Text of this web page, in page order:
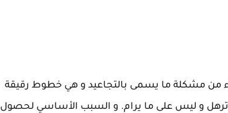
من مشكلة ما يسمى بالتجاعيد و هي خطوط رقيقة
ترهل و ليس على ما يرام. و السبب الأساسي لحصول